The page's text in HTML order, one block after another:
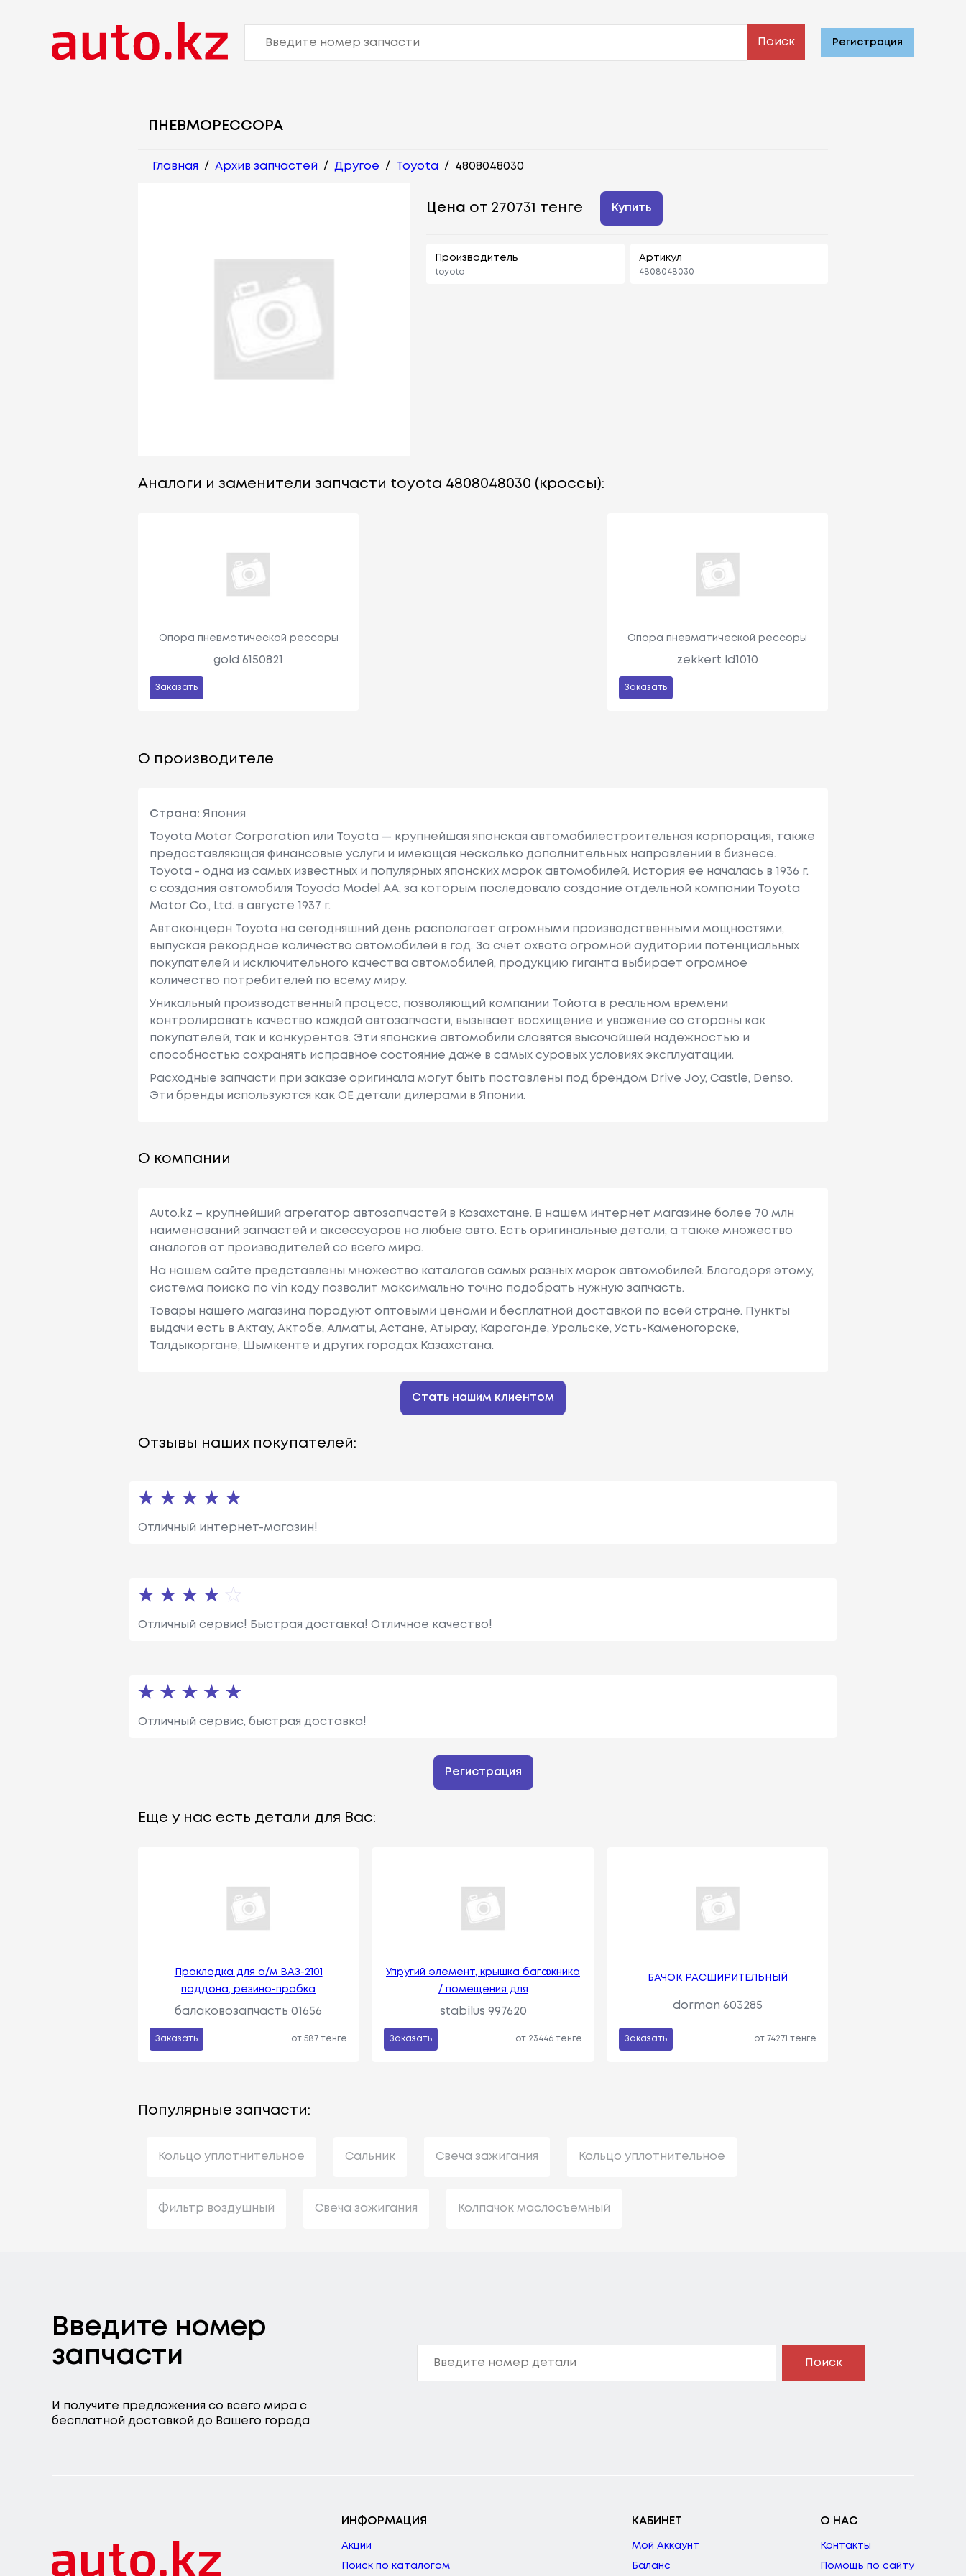
Поиск Регистрация
ПНЕВМОРЕССОРА
Главная / Архив запчастей / Другое / Toyota / 4808048030
Цена от 270731 тенге Купить
Производитель
toyota
Артикул
4808048030
Аналоги и заменители запчасти toyota 4808048030 (кроссы):
Опора пневматической рессоры
gold 6150821
Заказать
Опора пневматической рессоры
zekkert ld1010
Заказать
О производителе
Страна: Япония
Toyota Motor Corporation или Toyota — крупнейшая японская автомобилестроительная корпорация, также
предоставляющая финансовые услуги и имеющая несколько дополнительных направлений в бизнесе.
Toyota - одна из самых известных и популярных японских марок автомобилей. История ее началась в 1936 г.
с создания автомобиля Toyoda Model AA, за которым последовало создание отдельной компании Toyota
Motor Co., Ltd. в августе 1937 г.
Автоконцерн Toyota на сегодняшний день располагает огромными производственными мощностями,
выпуская рекордное количество автомобилей в год. За счет охвата огромной аудитории потенциальных
покупателей и исключительного качества автомобилей, продукцию гиганта выбирает огромное
количество потребителей по всему миру.
Уникальный производственный процесс, позволяющий компании Тойота в реальном времени
контролировать качество каждой автозапчасти, вызывает восхищение и уважение со стороны как
покупателей, так и конкурентов. Эти японские автомобили славятся высочайшей надежностью и
способностью сохранять исправное состояние даже в самых суровых условиях эксплуатации.
Расходные запчасти при заказе оригинала могут быть поставлены под брендом Drive Joy, Castle, Denso.
Эти бренды используются как ОЕ детали дилерами в Японии.
О компании
Auto.kz – крупнейший агрегатор автозапчастей в Казахстане. В нашем интернет магазине более 70 млн
наименований запчастей и аксессуаров на любые авто. Есть оригинальные детали, а также множество
аналогов от производителей со всего мира.
На нашем сайте представлены множество каталогов самых разных марок автомобилей. Благодоря этому,
система поиска по vin коду позволит максимально точно подобрать нужную запчасть.
Товары нашего магазина порадуют оптовыми ценами и бесплатной доставкой по всей стране. Пункты
выдачи есть в Актау, Актобе, Алматы, Астане, Атырау, Караганде, Уральске, Усть-Каменогорске,
Талдыкоргане, Шымкенте и других городах Казахстана.
Стать нашим клиентом
Отзывы наших покупателей:
Отличный интернет-магазин!
Отличный сервис! Быстрая доставка! Отличное качество!
Отличный сервис, быстрая доставка!
Регистрация
Еще у нас есть детали для Вас:
Прокладка для а/м ВАЗ-2101
поддона, резино-пробка
балаковозапчасть 01656
Заказать от 587 тенге
Упругий элемент, крышка багажника
/ помещения для
stabilus 997620
Заказать от 23446 тенге
БАЧОК РАСШИРИТЕЛЬНЫЙ
dorman 603285
Заказать от 74271 тенге
Популярные запчасти:
Кольцо уплотнительное Сальник Свеча зажигания Кольцо уплотнительное
Фильтр воздушный Свеча зажигания Колпачок маслосъемный
Введите номер
запчасти
И получите предложения со всего мира с
бесплатной доставкой до Вашего города
Поиск
ИНФОРМАЦИЯ
Акции
Поиск по каталогам
КАБИНЕТ
Мой Аккаунт
Баланс
О НАС
Контакты
Помощь по сайту